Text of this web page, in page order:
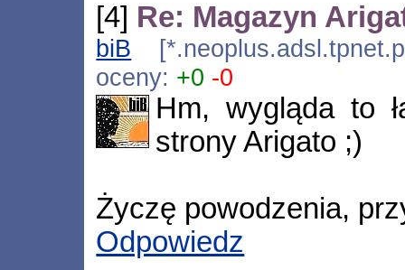
[4] Re: Magazyn
biB
oceny: +0 -0
Hm, wygląda to
strony Arigato ;)
Życzę powodzenia,
Odpowiedz